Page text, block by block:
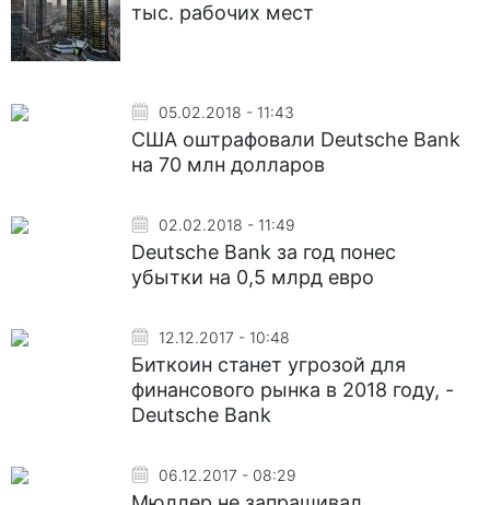
тыс. рабочих мест
05.02.2018 - 11:43
США оштрафовали Deutsche Bank
на 70 млн долларов
02.02.2018 - 11:49
Deutsche Bank за год понес
убытки на 0,5 млрд евро
12.12.2017 - 10:48
Биткоин станет угрозой для
финансового рынка в 2018 году, -
Deutsche Bank
06.12.2017 - 08:29